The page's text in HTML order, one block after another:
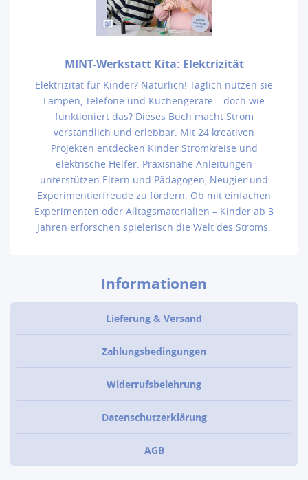
MINT-Werkstatt Kita: Elektrizität
Elektrizität für Kinder? Natürlich! Täglich nutzen sie
Lampen, Telefone und Küchengeräte – doch wie
funktioniert das? Dieses Buch macht Strom
verständlich und erlebbar. Mit 24 kreativen
Projekten entdecken Kinder Stromkreise und
elektrische Helfer. Praxisnahe Anleitungen
unterstützen Eltern und Pädagogen, Neugier und
Experimentierfreude zu fördern. Ob mit einfachen
Experimenten oder Alltagsmaterialien – Kinder ab 3
Jahren erforschen spielerisch die Welt des Stroms.
Informationen
Lieferung & Versand
Zahlungsbedingungen
Widerrufsbelehrung
Datenschutzerklärung
AGB